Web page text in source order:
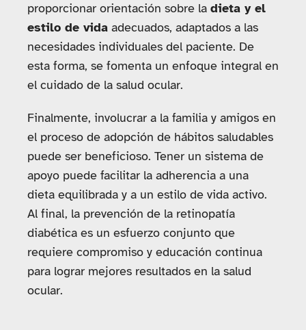
proporcionar orientación sobre la dieta y el
estilo de vida adecuados, adaptados a las
necesidades individuales del paciente. De
esta forma, se fomenta un enfoque integral en
el cuidado de la salud ocular.
Finalmente, involucrar a la familia y amigos en
el proceso de adopción de hábitos saludables
puede ser beneficioso. Tener un sistema de
apoyo puede facilitar la adherencia a una
dieta equilibrada y a un estilo de vida activo.
Al final, la prevención de la retinopatía
diabética es un esfuerzo conjunto que
requiere compromiso y educación continua
para lograr mejores resultados en la salud
ocular.